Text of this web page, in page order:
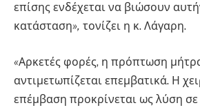
επίσης ενδέχεται να βιώσουν
κατάσταση», τονίζει η κ. Λάγαρη.
«Αρκετές φορές, η πρόπτωση
αντιμετωπίζεται επεμβατικά. Η
επέμβαση προκρίνεται ως λύση